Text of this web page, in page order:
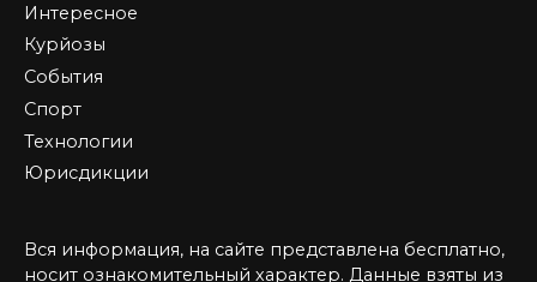
Интересное
Курйозы
События
Спорт
Технологии
Юрисдикции
Вся информация, на сайте представлена бесплатно,
носит ознакомительный характер. Данные взяты из